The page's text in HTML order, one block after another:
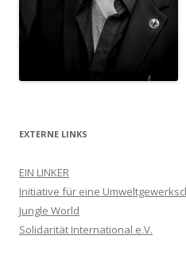
EXTERNE LINKS
EIN LINKER
Initiative für eine
Jungle World
Solidarität International e.V.